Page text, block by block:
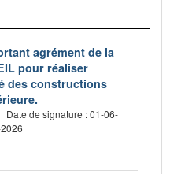
agrément de la
pour réaliser
des constructions
Date de signature : 01-06-